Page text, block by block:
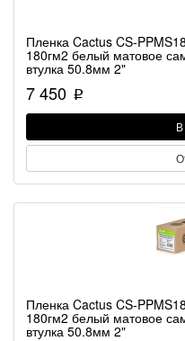
Пленка Cactus CS-
180гм2 белый матовое
втулка 50.8мм 2"
7 450 p
Пленка Cactus CS-
180гм2 белый матовое
втулка 50.8мм 2"